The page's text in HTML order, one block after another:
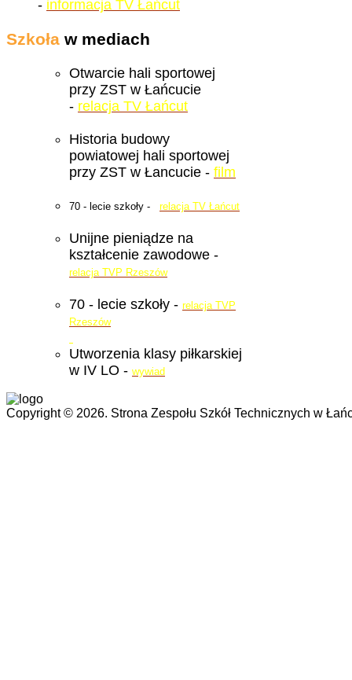
- informacja TV Łańcut
Szkoła w mediach
Otwarcie hali sportowej
przy ZST w Łańcucie
- relacja TV Łańcut
Historia budowy
powiatowej hali sportowej
przy ZST w Łancucie - film
70 - lecie szkoły - relacja TV Łańcut
Unijne pieniądze na
kształcenie zawodowe -
relacja TVP Rzeszów
70 - lecie szkoły - relacja TVP
Rzeszów
Utworzenia klasy piłkarskiej
w IV LO - wywiad
Copyright © 2026. Strona Zespołu Szkół Technicznych w